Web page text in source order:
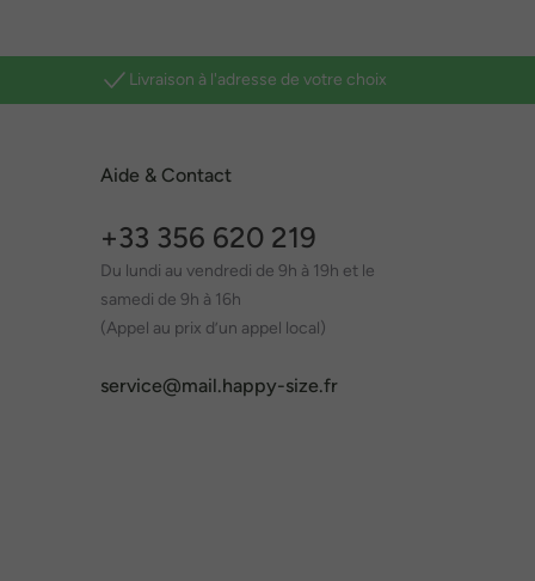
Livraison à l'adresse de votre choix
Aide & Contact
+33 356 620 219
Du lundi au vendredi de 9h à 19h et le
samedi de 9h à 16h
(Appel au prix d’un appel local)
service@mail.happy-size.fr